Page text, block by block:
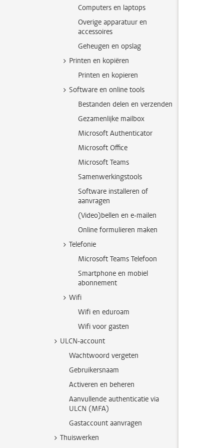
Computers en laptops
Overige apparatuur en
accessoires
Geheugen en opslag
Printen en kopiëren
Printen en kopieren
Software en online tools
Bestanden delen en verzenden
Gezamenlijke mailbox
Microsoft Authenticator
Microsoft Office
Microsoft Teams
Samenwerkingstools
Software installeren of
aanvragen
(Video)bellen en e-mailen
Online formulieren maken
Telefonie
Microsoft Teams Telefoon
Smartphone en mobiel
abonnement
Wifi
Wifi en eduroam
Wifi voor gasten
ULCN-account
Wachtwoord vergeten
Gebruikersnaam
Activeren en beheren
Aanvullende authenticatie via
ULCN (MFA)
Gastaccount aanvragen
Thuiswerken